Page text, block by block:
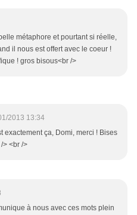
métaphore et pourtant si réelle,
il nous est offert avec le coeur !
! gros bisous<br />
2013 13:34
exactement ça, Domi, merci ! Bises
> <br />
à nous avec ces mots plein